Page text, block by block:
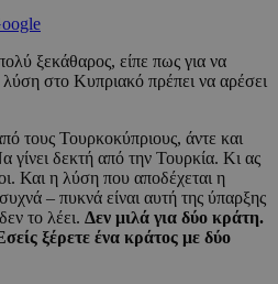
ξεκάθαρος, είπε πως για να
λύση στο Κυπριακό πρέπει να αρέσει
τους Τουρκοκύπριους, άντε και
γίνει δεκτή από την Τουρκία. Κι ας
Και η λύση που αποδέχεται η
– πυκνά είναι αυτή της ύπαρξης
το λέει. Δεν μιλά για δύο κράτη.
ξέρετε ένα κράτος με δύο